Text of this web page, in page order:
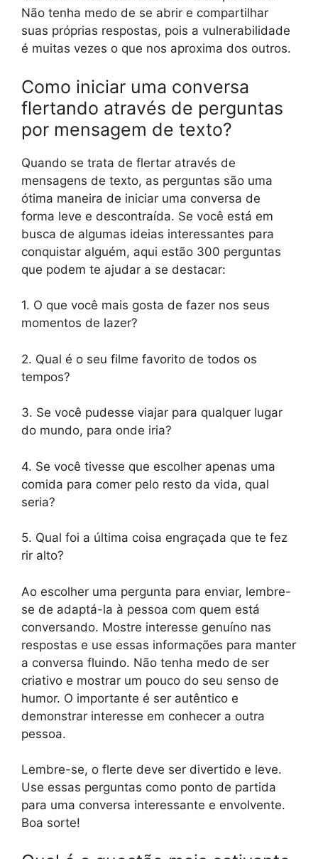
Não tenha medo de se abrir e compartilhar
suas próprias respostas, pois a vulnerabilidade
é muitas vezes o que nos aproxima dos outros.
Como iniciar uma conversa
flertando através de perguntas
por mensagem de texto?
Quando se trata de flertar através de
mensagens de texto, as perguntas são uma
ótima maneira de iniciar uma conversa de
forma leve e descontraída. Se você está em
busca de algumas ideias interessantes para
conquistar alguém, aqui estão 300 perguntas
que podem te ajudar a se destacar:
1. O que você mais gosta de fazer nos seus
momentos de lazer?
2. Qual é o seu filme favorito de todos os
tempos?
3. Se você pudesse viajar para qualquer lugar
do mundo, para onde iria?
4. Se você tivesse que escolher apenas uma
comida para comer pelo resto da vida, qual
seria?
5. Qual foi a última coisa engraçada que te fez
rir alto?
Ao escolher uma pergunta para enviar, lembre-
se de adaptá-la à pessoa com quem está
conversando. Mostre interesse genuíno nas
respostas e use essas informações para manter
a conversa fluindo. Não tenha medo de ser
criativo e mostrar um pouco do seu senso de
humor. O importante é ser autêntico e
demonstrar interesse em conhecer a outra
pessoa.
Lembre-se, o flerte deve ser divertido e leve.
Use essas perguntas como ponto de partida
para uma conversa interessante e envolvente.
Boa sorte!